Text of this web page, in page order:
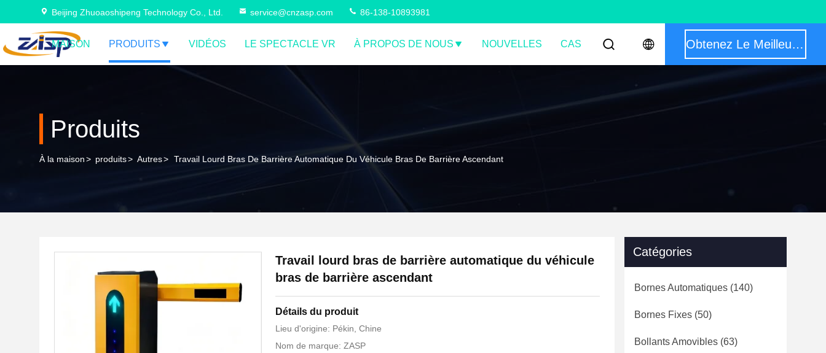
Beijing Zhuoaoshipeng Technology Co., Ltd. service@cnzasp.com 86-138-10893981
MAISON PRODUITS VIDÉOS LE SPECTACLE VR À PROPOS DE NOUS NOUVELLES CAS Obtenez Le Meilleur Prix
Produits
À la maison> produits> Autres> Travail Lourd Bras De Barrière Automatique Du Véhicule Bras De Barrière Ascendant
Travail lourd bras de barrière automatique du véhicule
bras de barrière ascendant
Détails du produit
Lieu d'origine: Pékin, Chine
Nom de marque: ZASP
Catégories
Bornes Automatiques (140)
Bornes Fixes (50)
Bollants Amovibles (63)